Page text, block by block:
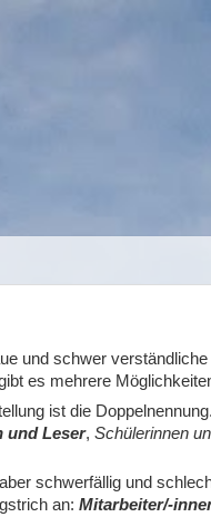
und schwer
es mehrere
ist die
und Leser,Schülerinnen
schwerfällig und
an:Mitarbeiter/-